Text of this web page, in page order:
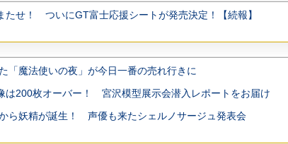
たせ！ ついにGT富士応援シートが発売決定！【続報】
「魔法使いの夜」が今日一番の売れ行きに
は200枚オーバー！ 宮沢模型展示会潜入レポートをお届け
ら妖精が誕生！ 声優も来たシェルノサージュ発表会